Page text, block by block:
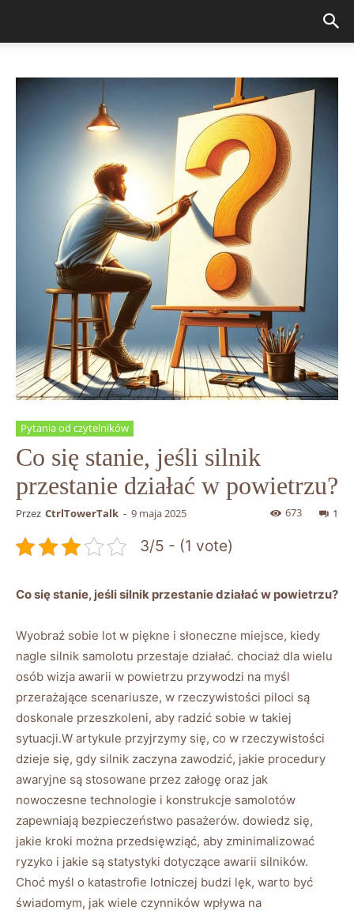
Pytania od czytelników
Co się stanie, jeśli silnik
przestanie działać w powietrzu?
Przez CtrlTowerTalk - 9 maja 2025 1
673
3/5 - (1 vote)
Co ​się stanie, jeśli silnik przestanie działać w powietrzu?
Wyobraź sobie lot w⁣ piękne i słoneczne miejsce,⁤ kiedy
nagle silnik ‍samolotu przestaje działać. chociaż dla wielu‌
osób ‌wizja awarii w ‍powietrzu ⁤przywodzi na ‌myśl
przerażające ⁢scenariusze, w rzeczywistości piloci są
‌doskonale‍ przeszkoleni, aby ⁣radzić sobie w ⁤takiej
sytuacji.W artykule przyjrzymy się, co w rzeczywistości
dzieje się, ​gdy silnik zaczyna zawodzić, jakie procedury
awaryjne są ⁢stosowane przez załogę oraz jak‍
nowoczesne technologie i konstrukcje samolotów
zapewniają bezpieczeństwo⁣ pasażerów. dowiedz się,
jakie kroki można przedsięwziąć, aby ⁢zminimalizować
⁤ryzyko i jakie‌ są statystyki dotyczące awarii silników.
Choć myśl o katastrofie ⁤lotniczej budzi lęk, warto być
świadomym, jak ‍wiele czynników wpływa na